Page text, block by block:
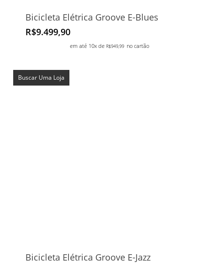
Bicicleta Elétrica Groove E-Blues
R$9.499,90
em até 10x de R$949,99 no cartão
Buscar Uma Loja
Bicicleta Elétrica Groove E-Jazz